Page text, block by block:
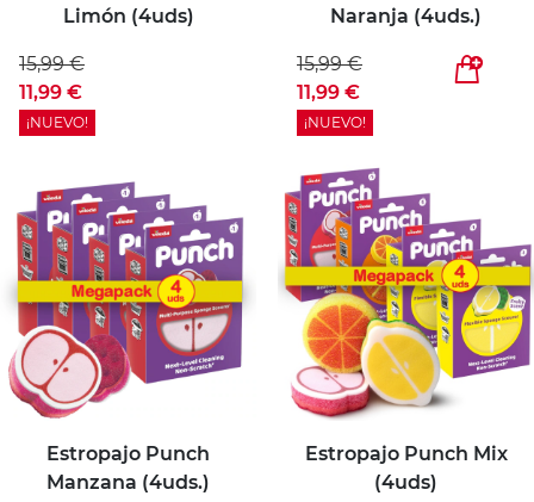
Limón (4uds)
15,99 €
11,99 €
¡NUEVO!
Naranja (4uds.)
15,99 €
11,99 €
¡NUEVO!
Estropajo Punch
Manzana (4uds.)
Estropajo Punch Mix
(4uds)